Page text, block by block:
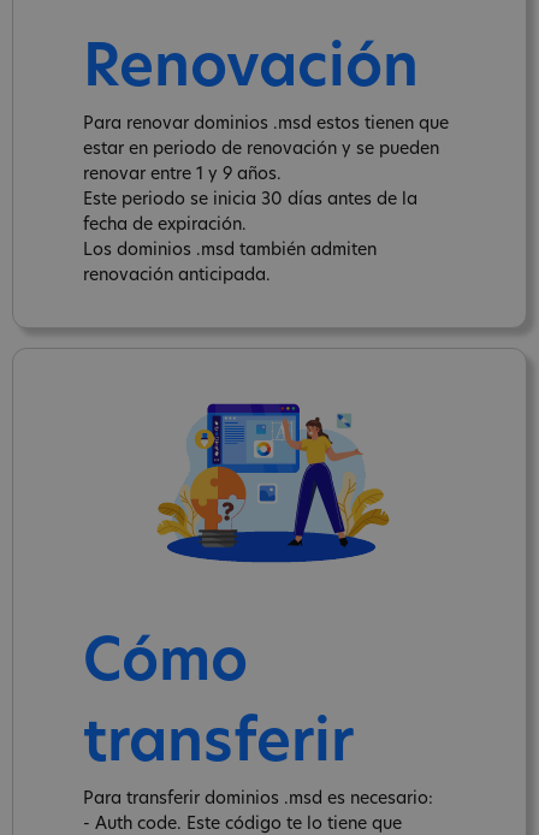
Renovación
Para renovar dominios .msd estos tienen que
estar en periodo de renovación y se pueden
renovar entre 1 y 9 años.
Este periodo se inicia 30 días antes de la
fecha de expiración.
Los dominios .msd también admiten
renovación anticipada.
Cómo
transferir
Para transferir dominios .msd es necesario:
- Auth code. Este código te lo tiene que